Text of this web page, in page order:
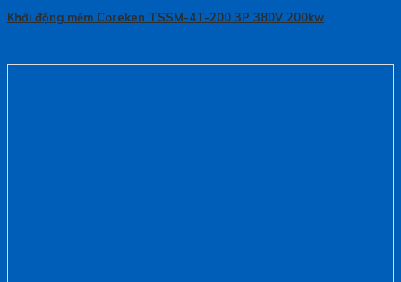
Khởi động mềm Coreken TSSM-4T-200 3P 380V 200kw